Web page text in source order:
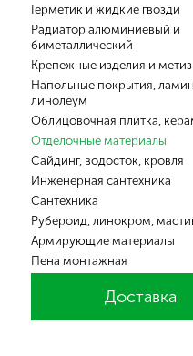
Герметик и жидкие гвозди
Радиатор алюминиевый и
биметаллический
Крепежные изделия и
Напольные покрытия,
линолеум
Облицовочная плитка,
Отделочные материалы
Сайдинг, водосток, кровля
Инженерная сантехника
Cантехника
Рубероид, линокром,
Армирующие материалы
Пена монтажная
Доставка